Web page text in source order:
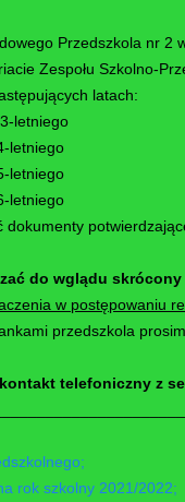
Przedszkola nr
Zespołu Szkolno-
latach:
letniego
letniego
letniego
letniego
dokumenty
do wglądu
w postępowaniu
przedszkola
telefoniczny z
rok szkolny 2021/2022;